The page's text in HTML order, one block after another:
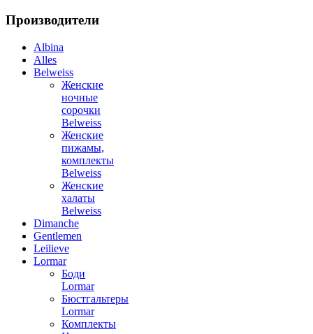
Производители
Albina
Alles
Belweiss
Женские
ночные
сорочки
Belweiss
Женские
пижамы,
комплекты
Belweiss
Женские
халаты
Belweiss
Dimanche
Gentlemen
Leilieve
Lormar
Боди
Lormar
Бюстгальтеры
Lormar
Комплекты